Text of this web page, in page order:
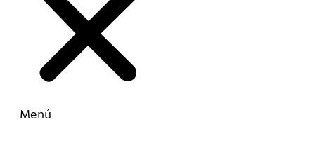
Menú